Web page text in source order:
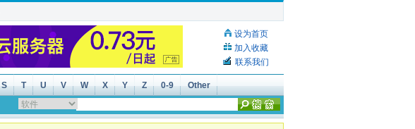
设为首页
加入收藏
联系我们
S T U V W X Y Z 0-9 Other